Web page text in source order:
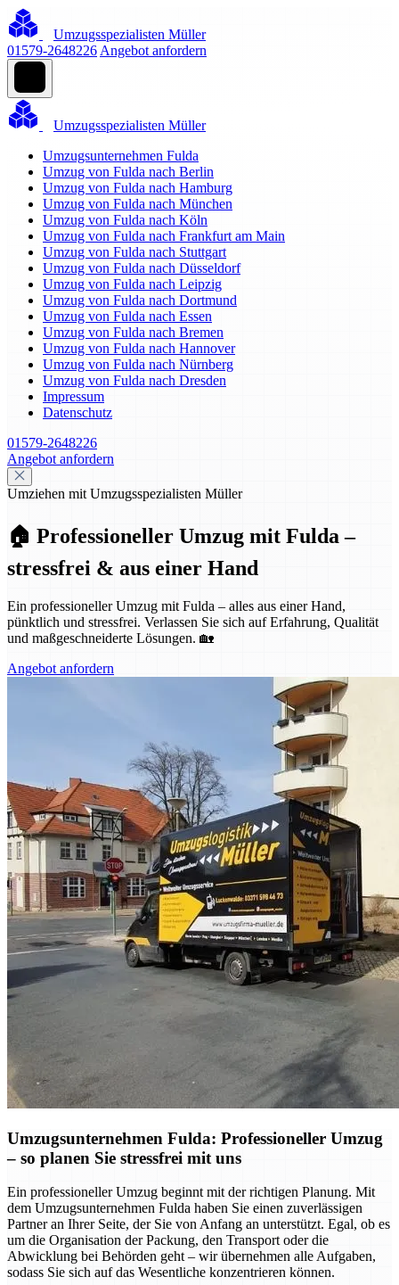
Umzugsspezialisten Müller
01579-2648226 Angebot anfordern
Umzugsspezialisten Müller
Umzugsunternehmen Fulda
Umzug von Fulda nach Berlin
Umzug von Fulda nach Hamburg
Umzug von Fulda nach München
Umzug von Fulda nach Köln
Umzug von Fulda nach Frankfurt am Main
Umzug von Fulda nach Stuttgart
Umzug von Fulda nach Düsseldorf
Umzug von Fulda nach Leipzig
Umzug von Fulda nach Dortmund
Umzug von Fulda nach Essen
Umzug von Fulda nach Bremen
Umzug von Fulda nach Hannover
Umzug von Fulda nach Nürnberg
Umzug von Fulda nach Dresden
Impressum
Datenschutz
01579-2648226
Angebot anfordern
Umziehen mit Umzugsspezialisten Müller
🏠 Professioneller Umzug mit Fulda –
stressfrei & aus einer Hand
Ein professioneller Umzug mit Fulda – alles aus einer Hand,
pünktlich und stressfrei. Verlassen Sie sich auf Erfahrung, Qualität
und maßgeschneiderte Lösungen. 🏡
Angebot anfordern
Umzugsunternehmen Fulda: Professioneller Umzug
– so planen Sie stressfrei mit uns
Ein professioneller Umzug beginnt mit der richtigen Planung. Mit
dem Umzugsunternehmen Fulda haben Sie einen zuverlässigen
Partner an Ihrer Seite, der Sie von Anfang an unterstützt. Egal, ob es
um die Organisation der Packung, den Transport oder die
Abwicklung bei Behörden geht – wir übernehmen alle Aufgaben,
sodass Sie sich auf das Wesentliche konzentrieren können.